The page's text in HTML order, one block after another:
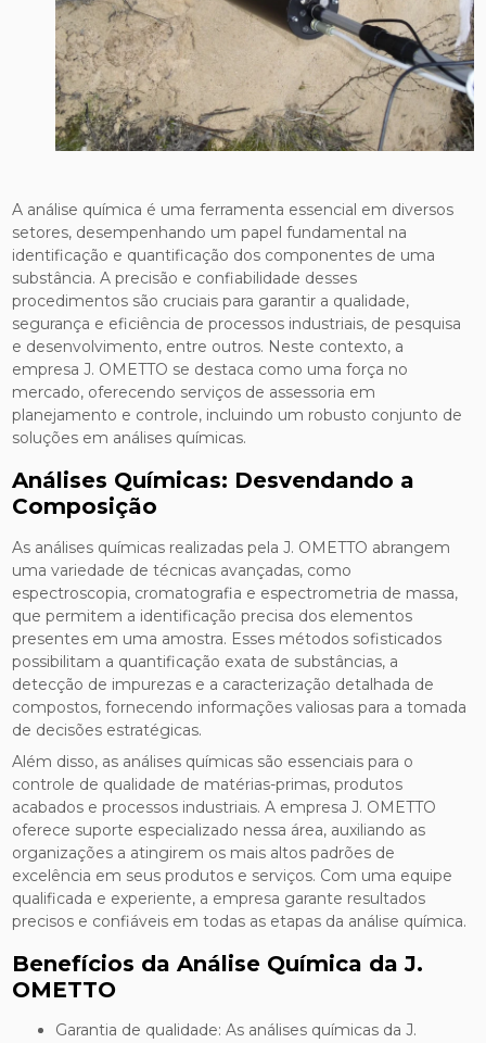
A análise química é uma ferramenta essencial em diversos
setores, desempenhando um papel fundamental na
identificação e quantificação dos componentes de uma
substância. A precisão e confiabilidade desses
procedimentos são cruciais para garantir a qualidade,
segurança e eficiência de processos industriais, de pesquisa
e desenvolvimento, entre outros. Neste contexto, a
empresa J. OMETTO se destaca como uma força no
mercado, oferecendo serviços de assessoria em
planejamento e controle, incluindo um robusto conjunto de
soluções em análises químicas.
Análises Químicas: Desvendando a
Composição
As análises químicas realizadas pela J. OMETTO abrangem
uma variedade de técnicas avançadas, como
espectroscopia, cromatografia e espectrometria de massa,
que permitem a identificação precisa dos elementos
presentes em uma amostra. Esses métodos sofisticados
possibilitam a quantificação exata de substâncias, a
detecção de impurezas e a caracterização detalhada de
compostos, fornecendo informações valiosas para a tomada
de decisões estratégicas.
Além disso, as análises químicas são essenciais para o
controle de qualidade de matérias-primas, produtos
acabados e processos industriais. A empresa J. OMETTO
oferece suporte especializado nessa área, auxiliando as
organizações a atingirem os mais altos padrões de
excelência em seus produtos e serviços. Com uma equipe
qualificada e experiente, a empresa garante resultados
precisos e confiáveis em todas as etapas da análise química.
Benefícios da Análise Química da J.
OMETTO
Garantia de qualidade: As análises químicas da J.